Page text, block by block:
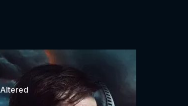
Altered